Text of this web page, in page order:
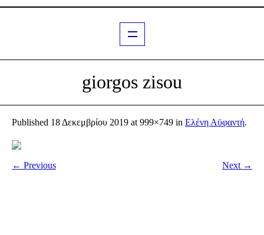
giorgos zisou
Published 18 Δεκεμβρίου 2019 at 999×749 in Ελένη Αϋφαντή.
← Previous Next →